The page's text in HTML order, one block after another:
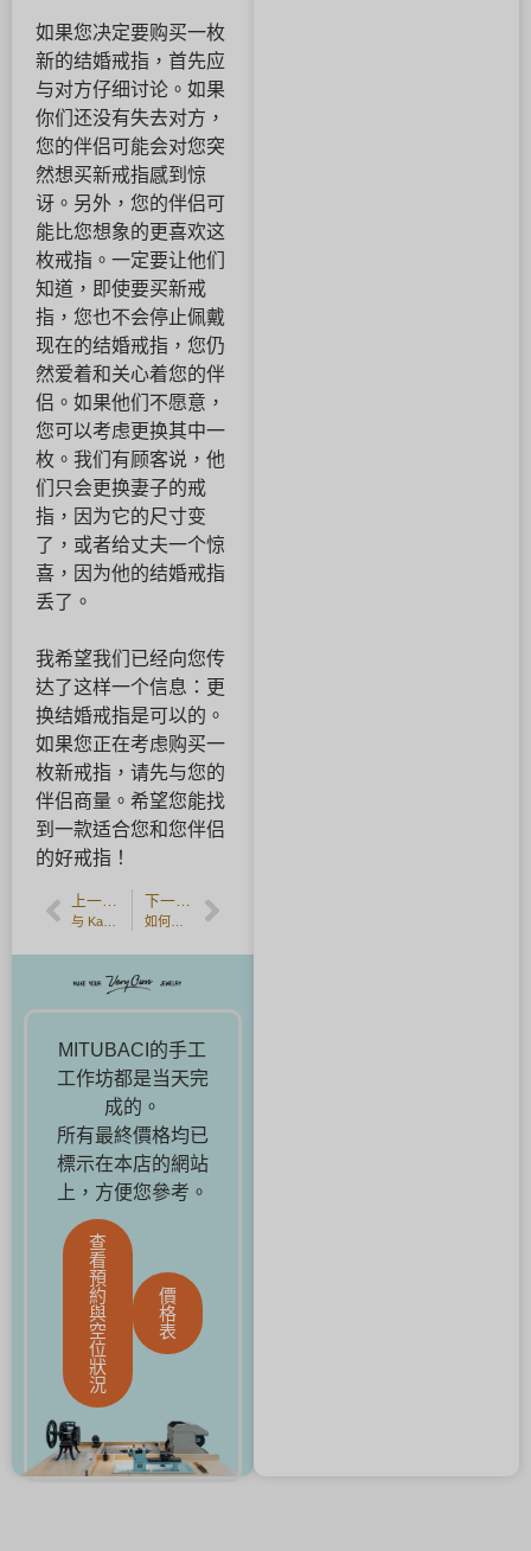
如果您决定要购买一枚
新的结婚戒指，首先应
与对方仔细讨论。如果
你们还没有失去对方，
您的伴侣可能会对您突
然想买新戒指感到惊
讶。另外，您的伴侣可
能比您想象的更喜欢这
枚戒指。一定要让他们
知道，即使要买新戒
指，您也不会停止佩戴
现在的结婚戒指，您仍
然爱着和关心着您的伴
侣。如果他们不愿意，
您可以考虑更换其中一
枚。我们有顾客说，他
们只会更换妻子的戒
指，因为它的尺寸变
了，或者给丈夫一个惊
喜，因为他的结婚戒指
丢了。
我希望我们已经向您传
达了这样一个信息：更
换结婚戒指是可以的。
如果您正在考虑购买一
枚新戒指，请先与您的
伴侣商量。希望您能找
到一款适合您和您伴侣
的好戒指！
上一篇文章 下一篇文章
MITUBACI的手工
工作坊都是当天完
成的。
所有最終價格均已
標示在本店的網站
上，方便您參考。
查
看
預
約
與
空
位
狀
況
價
格
表